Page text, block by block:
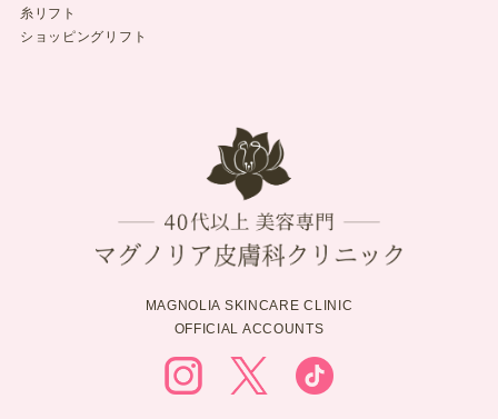
糸リフト
ショッピングリフト
MAGNOLIA SKINCARE CLINIC
OFFICIAL ACCOUNTS